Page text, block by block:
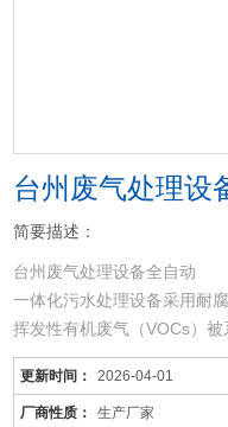
台州废气处理设
简要描述：
台州废气处理设备全自动
一体化污水处理设备采用耐
挥发性有机废气（VOCs）被
更新时间： 2026-04-01
厂商性质： 生产厂家